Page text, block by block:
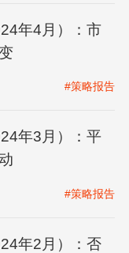
年4月）：市
#策略报告
年3月）：平
#策略报告
年2月）：否